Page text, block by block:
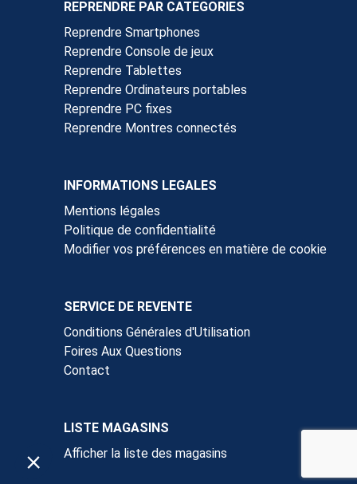
REPRENDRE PAR CATEGORIES
Reprendre Smartphones
Reprendre Console de jeux
Reprendre Tablettes
Reprendre Ordinateurs portables
Reprendre PC fixes
Reprendre Montres connectés
INFORMATIONS LEGALES
Mentions légales
Politique de confidentialité
Modifier vos préférences en matière de cookie
SERVICE DE REVENTE
Conditions Générales d'Utilisation
Foires Aux Questions
Contact
LISTE MAGASINS
Afficher la liste des magasins